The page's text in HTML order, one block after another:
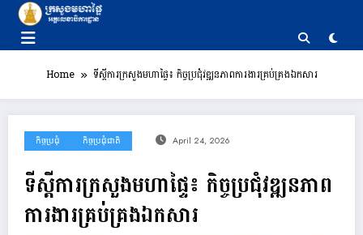
content
Home ទីស្តីការក្រសួងមហាផ្ទៃ៖ កិច្ចប្រជុំវឌ្ឍនភាពការងារគ្រប់គ្រង​ឯកសារ
កិច្ចប្រជុំ កិច្ចប្រជុំជាតិ April 24, 2026
ទីស្តីការក្រសួងមហាផ្ទៃ៖ កិច្ចប្រជុំវឌ្ឍនភាព
ការងារគ្រប់គ្រង​ឯកសារ